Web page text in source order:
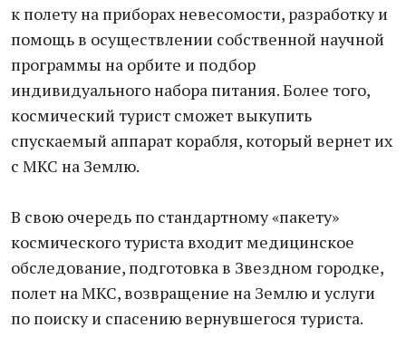
к полету на приборах невесомости, разработку и
помощь в осуществлении собственной научной
программы на орбите и подбор
индивидуального набора питания. Более того,
космический турист сможет выкупить
спускаемый аппарат корабля, который вернет их
с МКС на Землю.
В свою очередь по стандартному «пакету»
космического туриста входит медицинское
обследование, подготовка в Звездном городке,
полет на МКС, возвращение на Землю и услуги
по поиску и спасению вернувшегося туриста.